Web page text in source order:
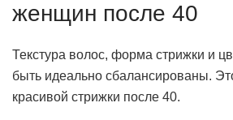
женщин после 40
Текстура волос, форма стрижки и
быть идеально сбалансированы.
красивой стрижки после 40.